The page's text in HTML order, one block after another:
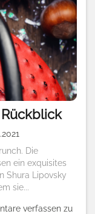
Die
ein exquisites
Shura Lipovsky
sie...
verfassen zu